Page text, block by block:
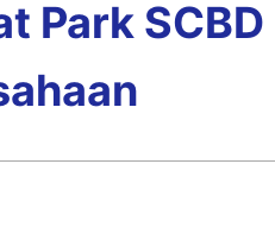
Park